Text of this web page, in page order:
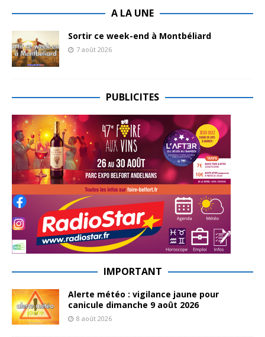
A LA UNE
Sortir ce week-end à Montbéliard
7 août 2026
PUBLICITES
IMPORTANT
Alerte météo : vigilance jaune pour
canicule dimanche 9 août 2026
8 août 2026